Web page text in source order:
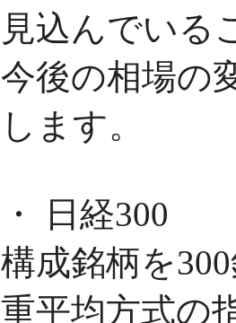
見込んでいる
今後の相場の
します。
・ 日経300
構成銘柄を
重平均方式の